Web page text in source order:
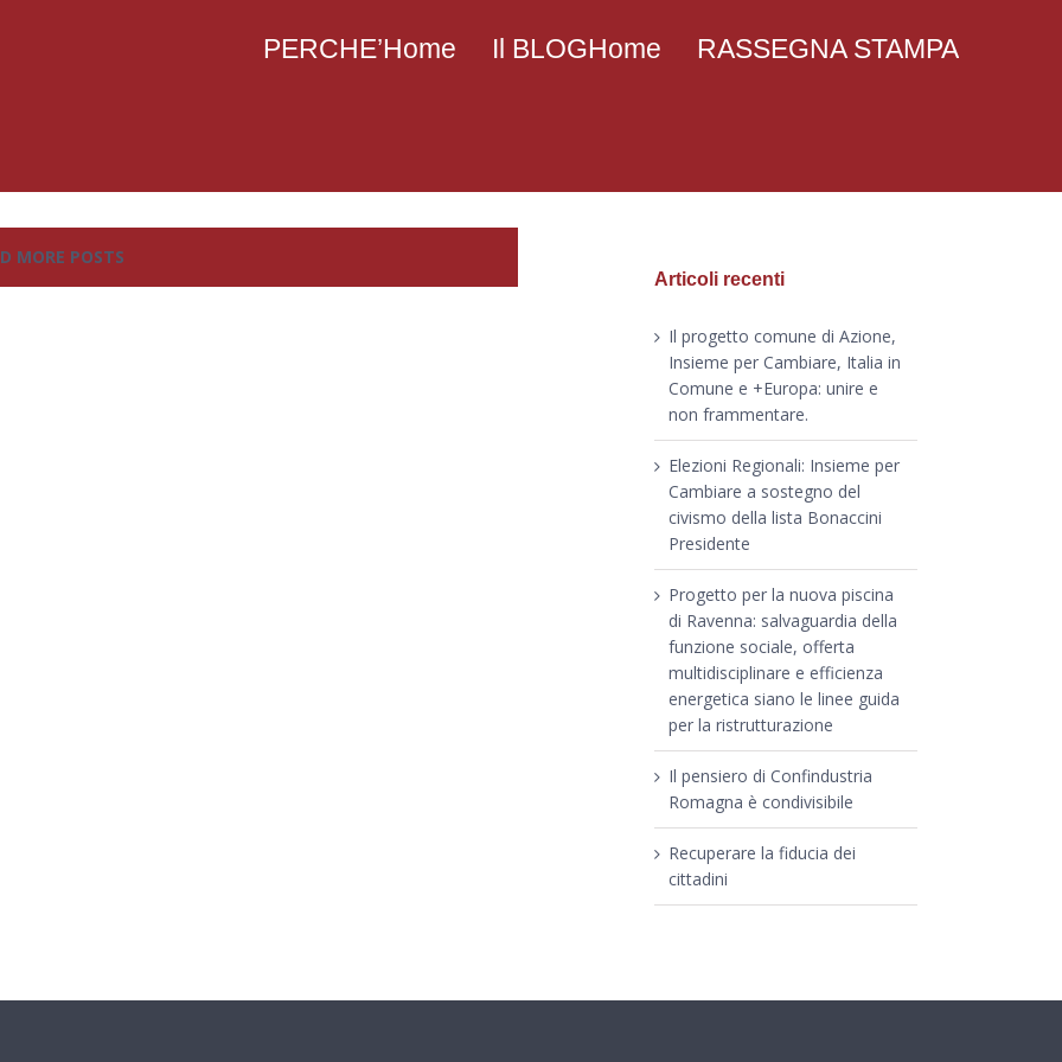
PERCHE’Home Il BLOGHome RASSEGNA STAMPA
MORE POSTS
Articoli recenti
Il progetto comune di Azione,
Insieme per Cambiare, Italia in
Comune e +Europa: unire e
non frammentare.
Elezioni Regionali: Insieme per
Cambiare a sostegno del
civismo della lista Bonaccini
Presidente
Progetto per la nuova piscina
di Ravenna: salvaguardia della
funzione sociale, offerta
multidisciplinare e efficienza
energetica siano le linee guida
per la ristrutturazione
Il pensiero di Confindustria
Romagna è condivisibile
Recuperare la fiducia dei
cittadini